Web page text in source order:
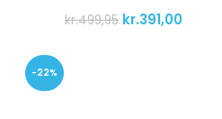
kr.499,95 kr.391,00
-22%